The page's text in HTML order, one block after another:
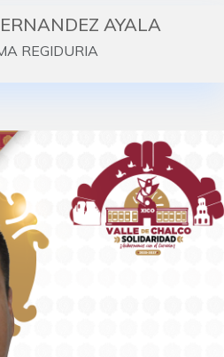
AYALA
REGIDURIA